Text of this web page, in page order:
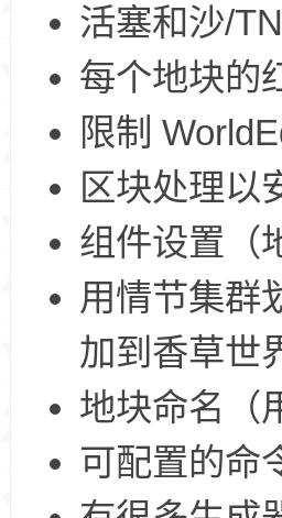
活塞和沙/
每个地块的
限制
区块处理以
组件设置（
用情节集群
加到香草世
地块命名（
可配置的命